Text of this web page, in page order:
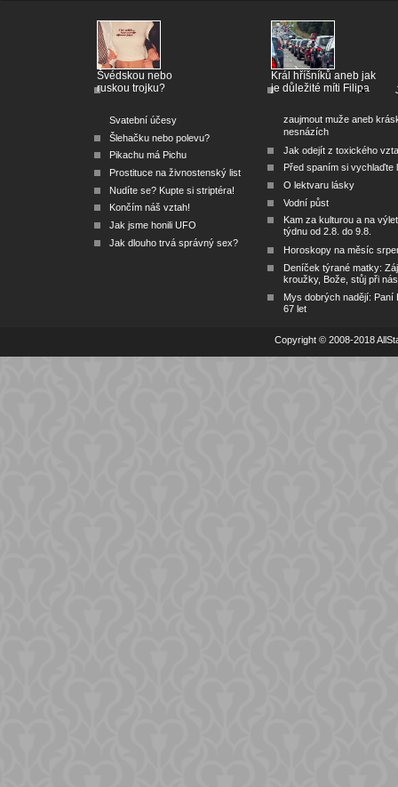
Švédskou nebo
ruskou trojku?
Svatební účesy
Šlehačku nebo polevu?
Pikachu má Pichu
Prostituce na živnostenský list
Nudíte se? Kupte si striptéra!
Končím náš vztah!
Jak jsme honili UFO
Jak dlouho trvá správný sex?
Král hříšníků aneb jak
je důležité míti Filipa
zaujmout muže aneb
nesnázích
Jak odejít z toxického
Před spaním si vychlaďte
O lektvaru lásky
Vodní půst
Kam za kulturou a na
týdnu od 2.8. do 9.8.
Horoskopy na měsíc
Deníček týrané matky:
kroužky, Bože, stůj při nás
Mys dobrých nadějí: Paní
67 let
Copyright © 2008-2018